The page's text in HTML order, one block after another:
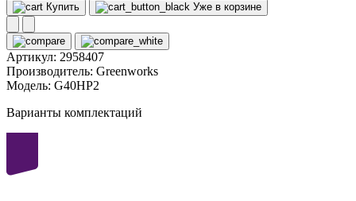
Купить Уже в корзине
Артикул: 2958407
Производитель: Greenworks
Модель: G40HP2
Варианты комплектаций